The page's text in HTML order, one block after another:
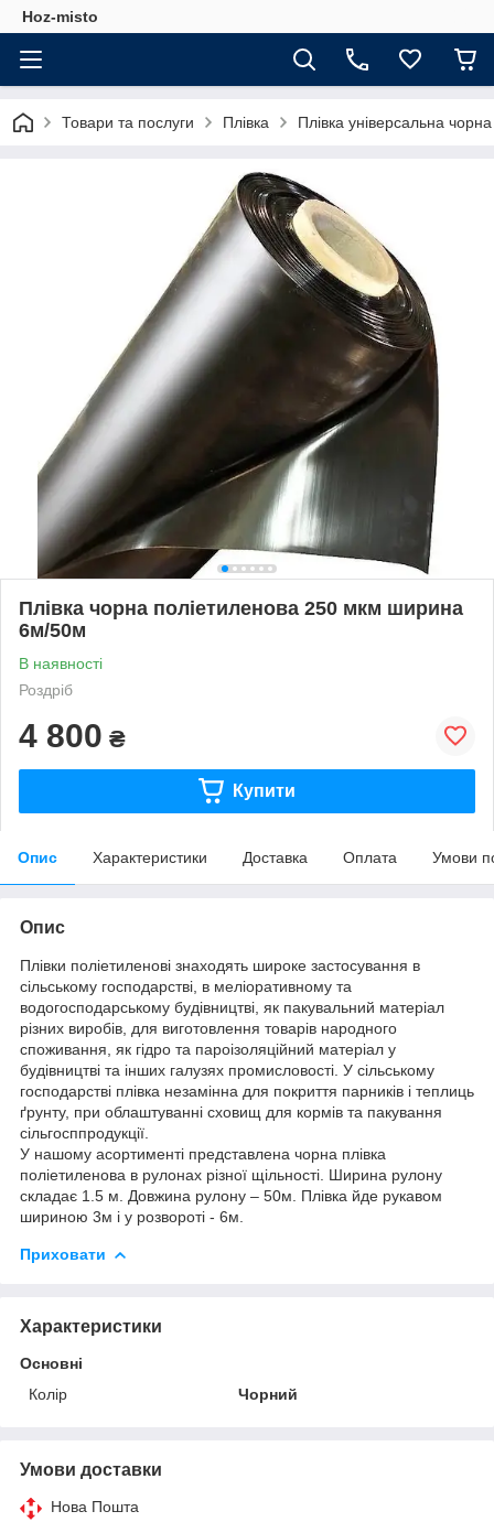
Hoz-misto
Товари та послуги Плівка Плівка універсальна чорна
Плівка чорна поліетиленова 250 мкм ширина
6м/50м
В наявності
Роздріб
4 800 ₴
Купити
Опис Характеристики Доставка Оплата Умови
Опис
Плівки поліетиленові знаходять широке застосування в
сільському господарстві, в меліоративному та
водогосподарському будівництві, як пакувальний матеріал
різних виробів, для виготовлення товарів народного
споживання, як гідро та пароізоляційний матеріал у
будівництві та інших галузях промисловості. У сільському
господарстві плівка незамінна для покриття парників і теплиць
ґрунту, при облаштуванні сховищ для кормів та пакування
сільгосппродукції.
У нашому асортименті представлена ​​чорна плівка
поліетиленова в рулонах різної щільності. Ширина рулону
складає 1.5 м. Довжина рулону – 50м. Плівка йде рукавом
шириною 3м і у розвороті - 6м.
Приховати
Характеристики
Основні
Колір
Чорний
Умови доставки
Нова Пошта